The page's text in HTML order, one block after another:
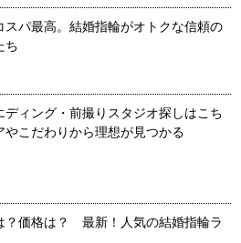
スパ最高。結婚指輪がオトクな信頼の
ち
ディング・前撮りスタジオ探しはこち
やこだわりから理想が見つかる
？価格は？ 最新！人気の結婚指輪ラ